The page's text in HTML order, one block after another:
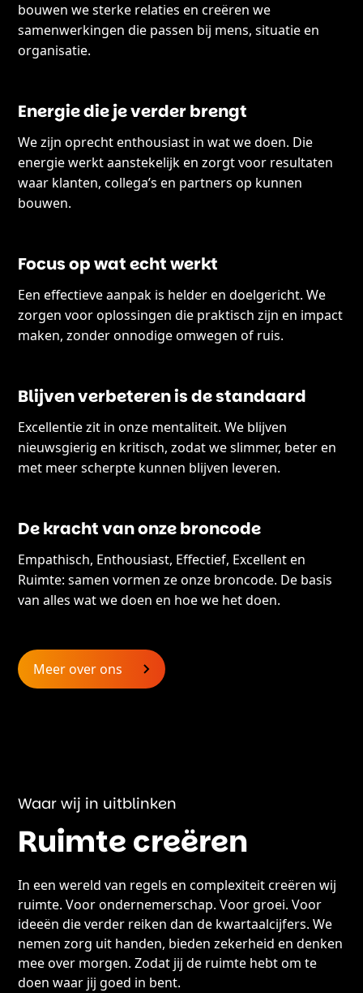
bouwen we sterke relaties en creëren we
samenwerkingen die passen bij mens, situatie en
organisatie.
Energie die je verder brengt
We zijn oprecht enthousiast in wat we doen. Die
energie werkt aanstekelijk en zorgt voor resultaten
waar klanten, collega’s en partners op kunnen
bouwen.
Focus op wat echt werkt
Een effectieve aanpak is helder en doelgericht. We
zorgen voor oplossingen die praktisch zijn en impact
maken, zonder onnodige omwegen of ruis.
Blijven verbeteren is de standaard
Excellentie zit in onze mentaliteit. We blijven
nieuwsgierig en kritisch, zodat we slimmer, beter en
met meer scherpte kunnen blijven leveren.
De kracht van onze broncode
Empathisch, Enthousiast, Effectief, Excellent en
Ruimte: samen vormen ze onze broncode. De basis
van alles wat we doen en hoe we het doen.
Meer over ons
Waar wij in uitblinken
Ruimte creëren
In een wereld van regels en complexiteit creëren wij
ruimte. Voor ondernemerschap. Voor groei. Voor
ideeën die verder reiken dan de kwartaalcijfers. We
nemen zorg uit handen, bieden zekerheid en denken
mee over morgen. Zodat jij de ruimte hebt om te
doen waar jij goed in bent.